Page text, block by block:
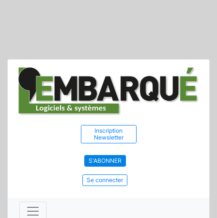
Inscription
Newsletter
S'ABONNER
Se connecter